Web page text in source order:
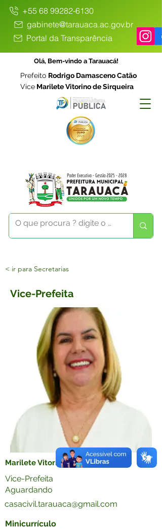
+55 68 99282-6130
gabinete@tarauaca.ac.gov.br
Portal da Transparência
Olá, Bem-vindo a Tarauacá!
Prefeito Rodrigo Damasceno Catão
Vice Marilete Vitorino de Sirqueira
< ir para Secretarias
Vice-Prefeita
Marilete Vitorino de Sirqueira
Vice-Prefeita
Aguardando
casacivil.tarauaca@gmail.com
Minicurrículo